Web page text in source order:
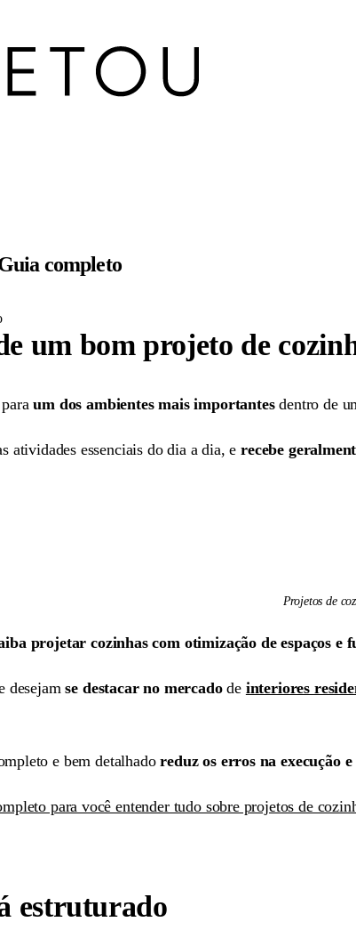
completo
um bom projeto de
paraum dos ambientes mais importantesdentro de
atividades essenciais do dia a dia, erecebe
Projetos de
projetar cozinhas com otimização de espaços e
desejamse destacar no mercadode interiores
e bem detalhadoreduz os erros na execução
para você entender tudo sobre projetos de
estruturado